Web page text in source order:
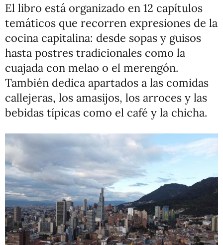
El libro está organizado en 12 capítulos
temáticos que recorren expresiones de la
cocina capitalina: desde sopas y guisos
hasta postres tradicionales como la
cuajada con melao o el merengón.
También dedica apartados a las comidas
callejeras, los amasijos, los arroces y las
bebidas típicas como el café y la chicha.